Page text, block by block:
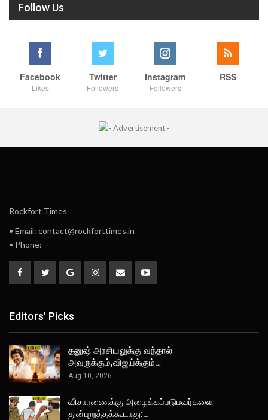
Follow Us
Facebook
Likes
Twitter
Followers
Instagram
Followers
RSS
Rockfort Times
• Email: contact@rockforttimes.in
• Phone:
Editors' Picks
தனுஷ் அரசியலுக்கு வந்தால்
அவருக்கும்,விஜய்க்கும்…
Aug 10, 2026
விசாரணைக்கு அழைக்கப்படுபவர்களை
துன்புறுத்தக்கூடாது:…